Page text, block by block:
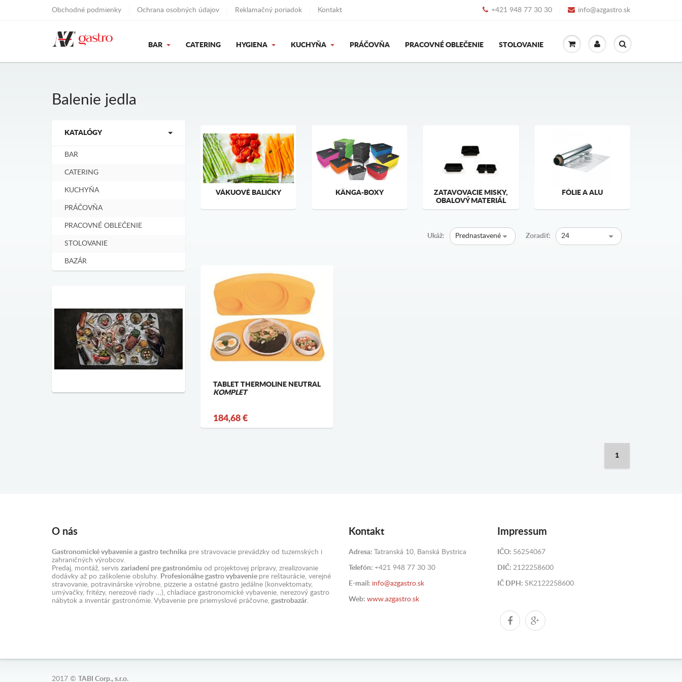
Obchodné podmienky Ochrana osobných údajov Reklamačný poriadok Kontakt +421 948 77 30 30 info@azgastro.sk
BAR CATERING HYGIENA KUCHYŇA PRÁČOVŇA PRACOVNÉ OBLEČENIE STOLOVANIE
Balenie jedla
KATALÓGY
BAR
CATERING
KUCHYŇA
PRÁČOVŇA
PRACOVNÉ OBLEČENIE
STOLOVANIE
BAZÁR
VÁKUOVÉ BALIČKY KÄNGA-BOXY
ZATAVOVACIE MISKY,
OBALOVÝ MATERIÁL
FÓLIE A ALU
Ukáž: Prednastavené Zoradiť: 24
TABLET THERMOLINE NEUTRAL
KOMPLET
184,68 €
1
O nás
Gastronomické vybavenie a gastro technika pre stravovacie prevádzky od tuzemských i
zahraničných výrobcov.
Predaj, montáž, servis zariadení pre gastronómiu od projektovej prípravy, zrealizovanie
dodávky až po zaškolenie obsluhy. Profesionálne gastro vybavenie pre reštaurácie, verejné
stravovanie, potravinárske výrobne, pizzerie a ostatné gastro jedálne (konvektomaty,
umývačky, fritézy, nerezové riady …), chladiace gastronomické vybavenie, nerezový gastro
nábytok a inventár gastronómie. Vybavenie pre priemyslové práčovne, gastrobazár.
Kontakt
Adresa: Tatranská 10, Banská Bystrica
Telefón: +421 948 77 30 30
E-mail: info@azgastro.sk
Web: www.azgastro.sk
Impressum
IČO: 56254067
DIČ: 2122258600
IČ DPH: SK2122258600
2017 © TABI Corp., s.r.o.